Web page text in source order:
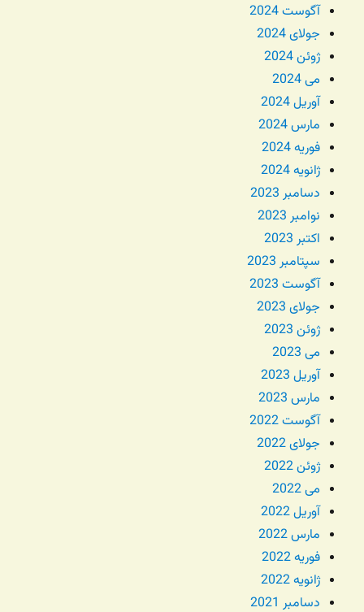
آگوست 2024
جولای 2024
ژوئن 2024
می 2024
آوریل 2024
مارس 2024
فوریه 2024
ژانویه 2024
دسامبر 2023
نوامبر 2023
اکتبر 2023
سپتامبر 2023
آگوست 2023
جولای 2023
ژوئن 2023
می 2023
آوریل 2023
مارس 2023
آگوست 2022
جولای 2022
ژوئن 2022
می 2022
آوریل 2022
مارس 2022
فوریه 2022
ژانویه 2022
دسامبر 2021